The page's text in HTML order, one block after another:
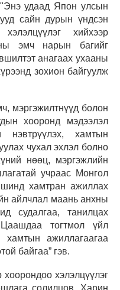
"Энэ удаад Япон улсын
сайн дурын үндсэн
хийхээр
эмч нарын багийг
анагаах ухааны
зохион байгуулж
мэргэжилтнүүд болон
хооронд мэдээлэл
нэвтрүүлэх, хамтын
чухал эхлэл болно
нөөц, мэргэжлийн
учраас Монгол
хамтран ажиллах
айлчлал маань анхны
судалгаа, танилцах
тогтмол үйл
хамтын ажиллагаагаа
байгаа” гэв.
хэлэлцүүлэг